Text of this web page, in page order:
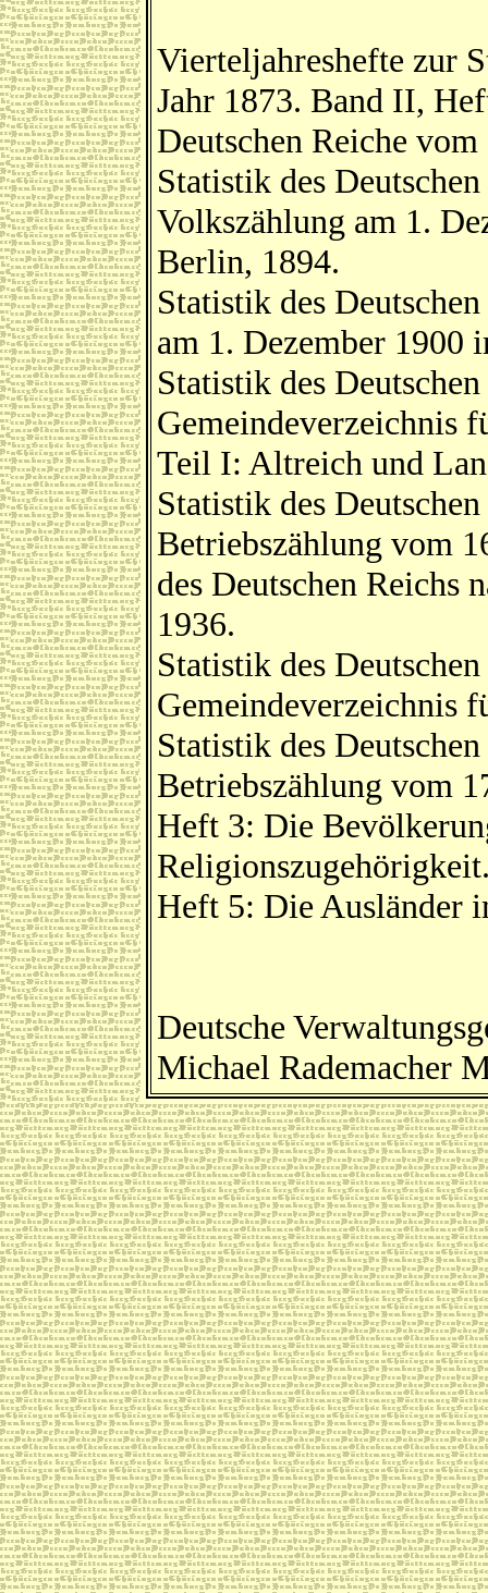
Vierteljahreshefte zur
Jahr 1873. Band II,
Deutschen Reiche
Statistik des
Volkszählung am 1.
Berlin, 1894.
Statistik des
am 1. Dezember 1900
Statistik des
Gemeindeverzeichnis
Teil I: Altreich und
Statistik des
Betriebszählung vom
des Deutschen Reichs
1936.
Statistik des
Gemeindeverzeichnis
Statistik des
Betriebszählung vom
Heft 3: Die
Heft 5: Die Ausländer
Deutsche
Michael Rademacher